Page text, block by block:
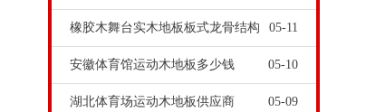
橡胶木舞台实木地板板式龙骨结构 05-11
安徽体育馆运动木地板多少钱 05-10
湖北体育场运动木地板供应商 05-09